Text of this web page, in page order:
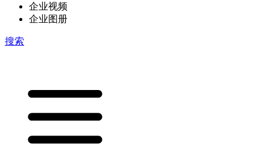
企业视频
企业图册
搜索